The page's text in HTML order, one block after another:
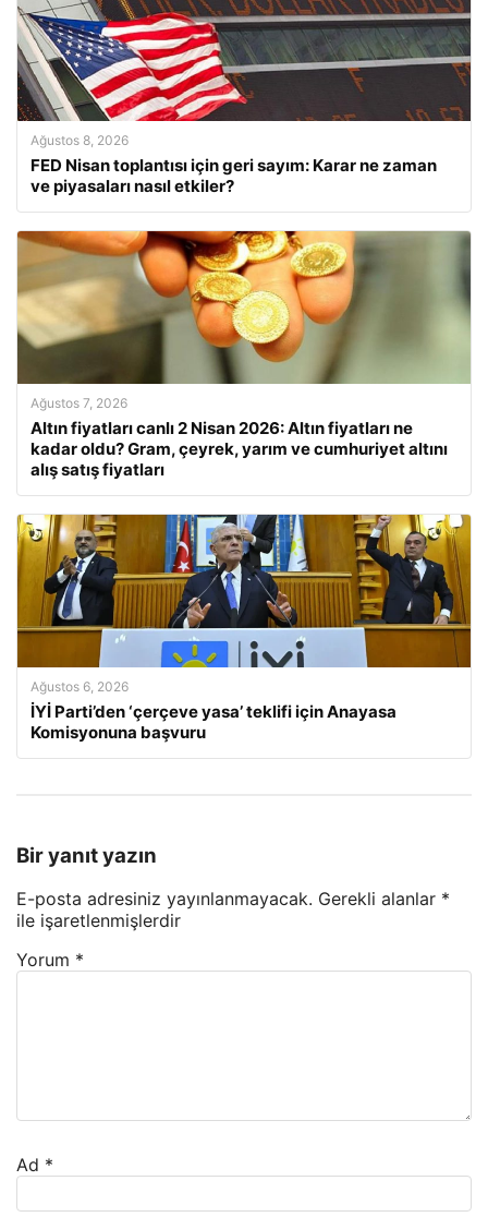
Ağustos 8, 2026
FED Nisan toplantısı için geri sayım: Karar ne zaman
ve piyasaları nasıl etkiler?
Ağustos 7, 2026
Altın fiyatları canlı 2 Nisan 2026: Altın fiyatları ne
kadar oldu? Gram, çeyrek, yarım ve cumhuriyet altını
alış satış fiyatları
Ağustos 6, 2026
İYİ Parti’den ‘çerçeve yasa’ teklifi için Anayasa
Komisyonuna başvuru
Bir yanıt yazın
E-posta adresiniz yayınlanmayacak. Gerekli alanlar *
ile işaretlenmişlerdir
Yorum *
Ad *